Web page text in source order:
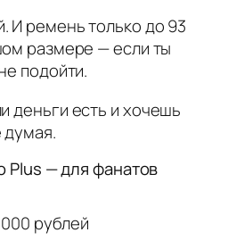
И ремень только до 93
размере — если ты
подойти.
деньги есть и хочешь
Plus — для фанатов
рублей